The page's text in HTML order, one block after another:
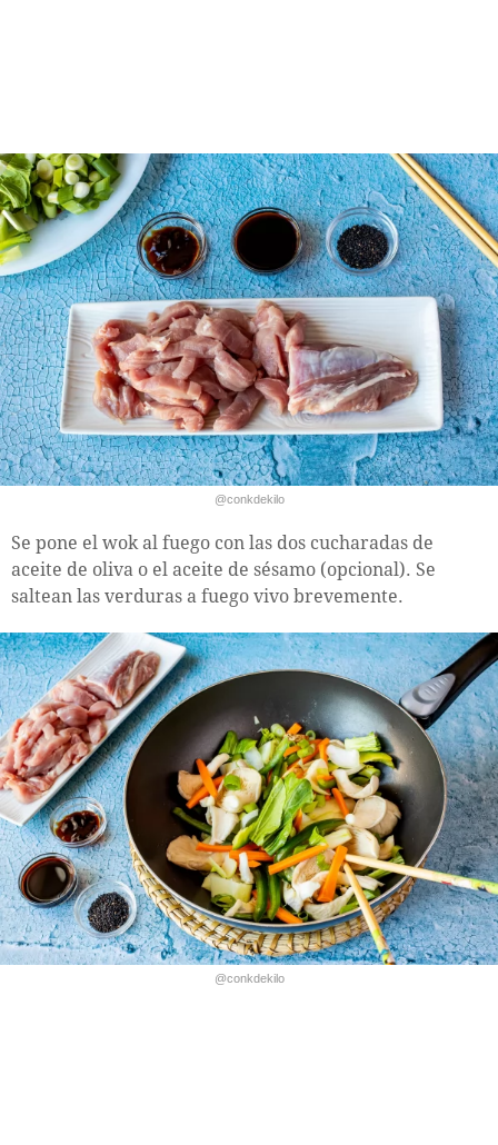
@conkdekilo
Se pone el wok al fuego con las dos cucharadas de
aceite de oliva o el aceite de sésamo (opcional). Se
saltean las verduras a fuego vivo brevemente.
@conkdekilo